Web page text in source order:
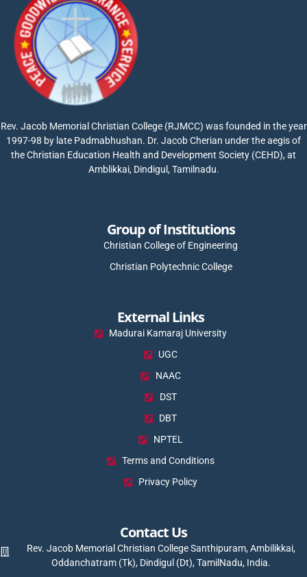
Rev. Jacob Memorial Christian College (RJMCC) was founded in the year
1997-98 by late Padmabhushan. Dr. Jacob Cherian under the aegis of
the Christian Education Health and Development Society (CEHD), at
Amblikkai, Dindigul, Tamilnadu.
Group of Institutions
Christian College of Engineering
Christian Polytechnic College
External Links
Madurai Kamaraj University
UGC
NAAC
DST
DBT
NPTEL
Terms and Conditions
Privacy Policy
Contact Us
Rev. Jacob Memorial Christian College Santhipuram, Ambilikkai,
Oddanchatram (Tk), Dindigul (Dt), TamilNadu, India.